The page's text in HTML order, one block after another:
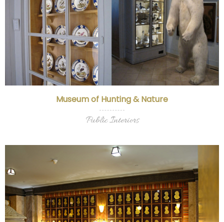
Museum of Hunting & Nature
Public Interiors